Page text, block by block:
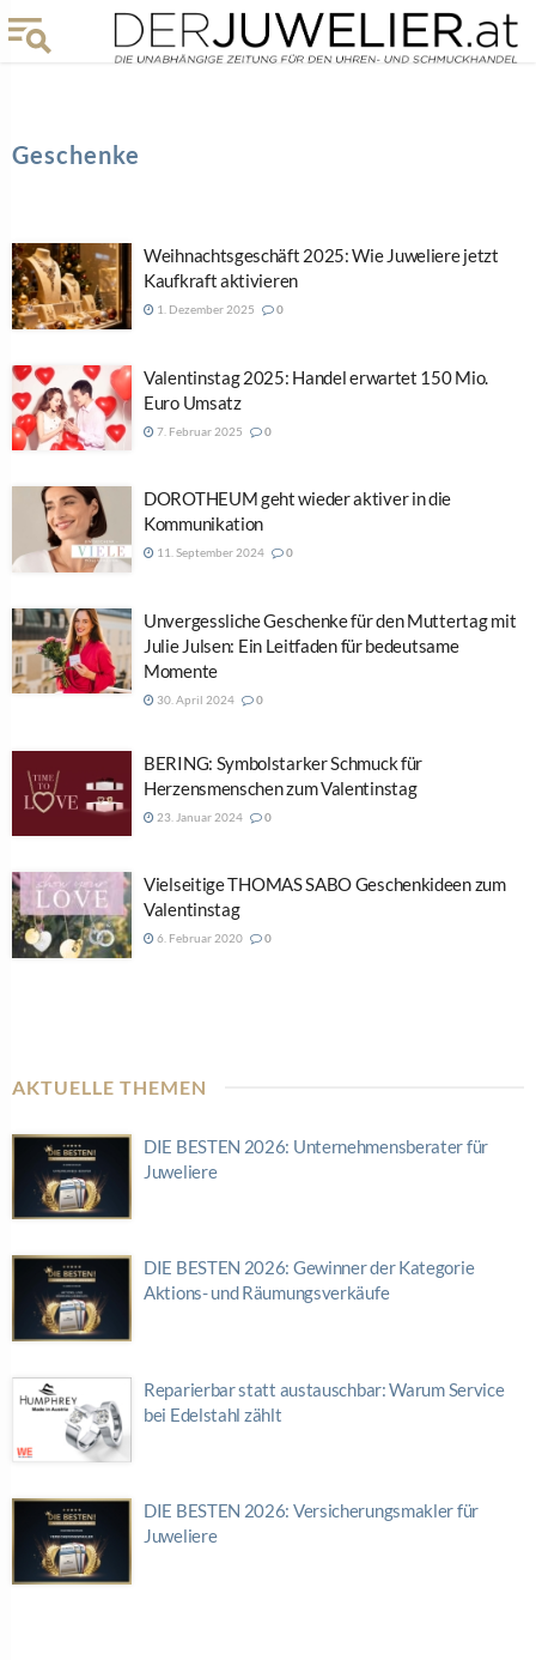
Geschenke
Weihnachtsgeschäft 2025: Wie Juweliere jetzt
Kaufkraft aktivieren
1. Dezember 2025 0
Valentinstag 2025: Handel erwartet 150 Mio.
Euro Umsatz
7. Februar 2025 0
DOROTHEUM geht wieder aktiver in die
Kommunikation
11. September 2024 0
Unvergessliche Geschenke für den Muttertag mit
Julie Julsen: Ein Leitfaden für bedeutsame
Momente
30. April 2024 0
BERING: Symbolstarker Schmuck für
Herzensmenschen zum Valentinstag
23. Januar 2024 0
Vielseitige THOMAS SABO Geschenkideen zum
Valentinstag
6. Februar 2020 0
AKTUELLE THEMEN
DIE BESTEN 2026: Unternehmensberater für
Juweliere
DIE BESTEN 2026: Gewinner der Kategorie
Aktions- und Räumungsverkäufe
Reparierbar statt austauschbar: Warum Service
bei Edelstahl zählt
DIE BESTEN 2026: Versicherungsmakler für
Juweliere